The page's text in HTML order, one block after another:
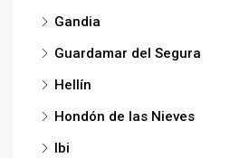
Gandia
Guardamar del Segura
Hellín
Hondón de las Nieves
Ibi